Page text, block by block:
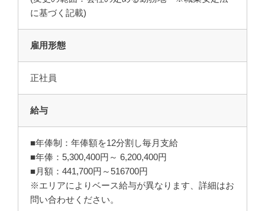
に基づく記載)
雇用形態
正社員
給与
■年俸制：年俸額を12分割し毎月支給
■年俸：5,300,400円～ 6,200,400円
■月額：441,700円～516700円
※エリアによりベース給与が異なります、詳細はお
問い合わせください。